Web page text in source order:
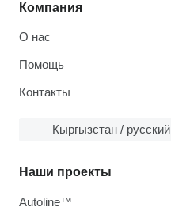
Компания
О нас
Помощь
Контакты
Кыргызстан / русский
Наши проекты
Autoline™